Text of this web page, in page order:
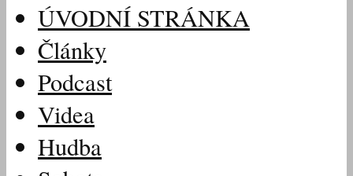
ÚVODNÍ STRÁNKA
Články
Podcast
Videa
Hudba